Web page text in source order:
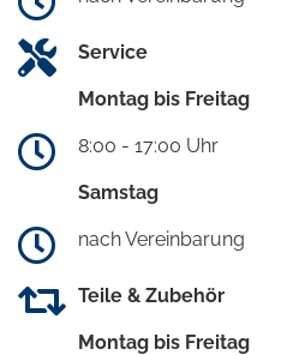
Service
Montag bis Freitag
8:00 - 17:00 Uhr
Samstag
nach Vereinbarung
Teile & Zubehör
Montag bis Freitag